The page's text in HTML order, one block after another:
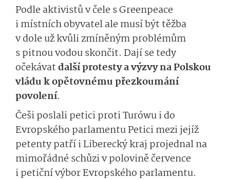
Podle aktivistů v čele s Greenpeace
i místních obyvatel ale musí být těžba
v dole už kvůli zmíněným problémům
s pitnou vodou skončit. Dají se tedy
očekávatdalší protesty a výzvy na Polskou
vládu k opětovnému přezkoumání
povolení.
Češi poslali petici proti Turówu i do
Evropského parlamentu Petici mezi jejíž
petenty patří i Liberecký kraj projednal na
mimořádné schůzi v polovině července
i petiční výbor Evropského parlamentu.